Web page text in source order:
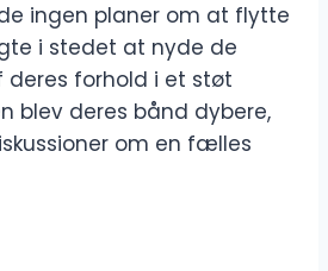
ingen planer om at flytte
i stedet at nyde de
forhold i et støt
blev deres bånd dybere,
om en fælles